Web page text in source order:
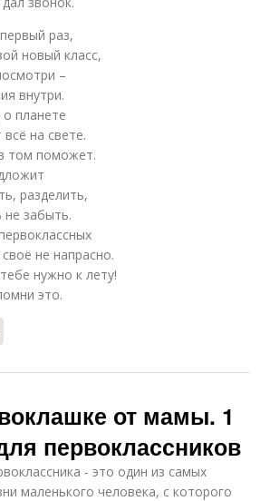
раз,
новый класс,
–
внутри.
планете
на свете.
том поможет.
разделить,
не забыть.
не напрасно.
нужно к лету!
это.
от мамы. 1
первоклассников
- это один из самых
маленького человека, с которого